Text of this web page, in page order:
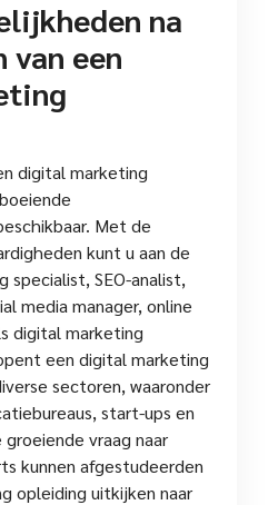
na
een
digital marketing
Met de
kunt u aan de
specialist, SEO-analist,
media manager, online
digital marketing
een digital marketing
sectoren, waaronder
start-ups en
vraag naar
kunnen afgestudeerden
opleiding uitkijken naar